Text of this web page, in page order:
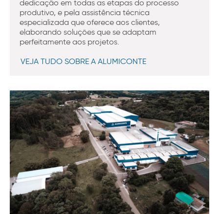
dedicação em todas as etapas do processo
produtivo, e pela assistência técnica
especializada que oferece aos clientes,
elaborando soluções que se adaptam
perfeitamente aos projetos.
VEJA TUDO SOBRE A ALUMICONTE